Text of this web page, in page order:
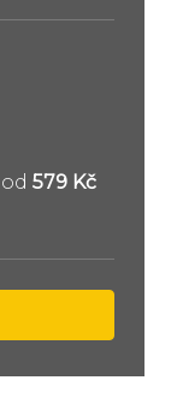
od 579 Kč